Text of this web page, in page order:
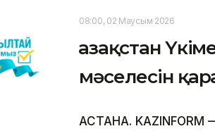
08:00, 02 Маусым 2026
Қазақстан
мәселесін
АСТАНА. KAZINFORM